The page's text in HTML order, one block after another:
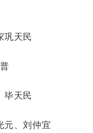
巩天民
毕天民
元、刘仲宜